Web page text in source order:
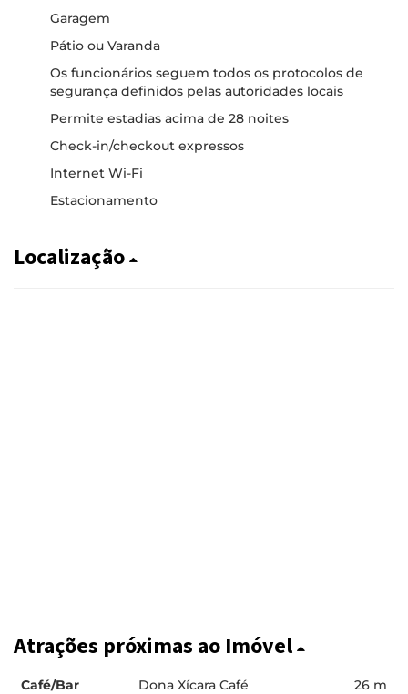
Garagem
Pátio ou Varanda
Os funcionários seguem todos os protocolos de
segurança definidos pelas autoridades locais
Permite estadias acima de 28 noites
Check-in/checkout expressos
Internet Wi-Fi
Estacionamento
Localização
Atrações próximas ao Imóvel
Café/Bar Dona Xícara Café 26 m